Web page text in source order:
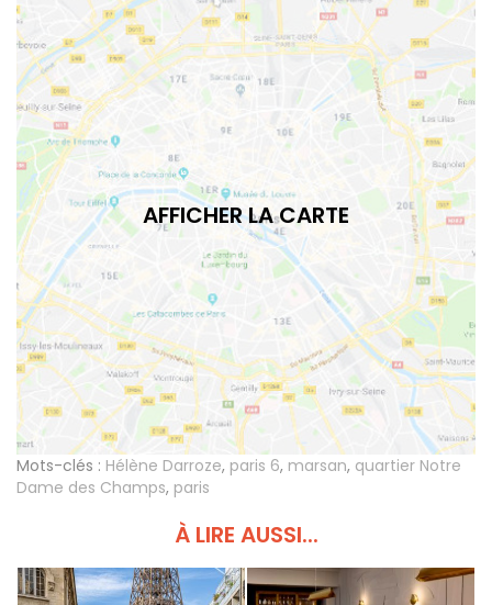
AFFICHER LA CARTE
Mots-clés : Hélène Darroze, paris 6, marsan, quartier Notre
Dame des Champs, paris
À LIRE AUSSI...